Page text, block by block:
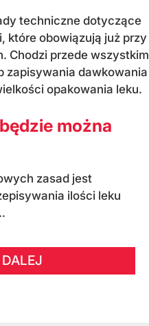
techniczne dotyczące
które obowiązują już przy
Chodzi przede wszystkim
zapisywania dawkowania
opakowania leku.
można
zasad jest
ilości leku